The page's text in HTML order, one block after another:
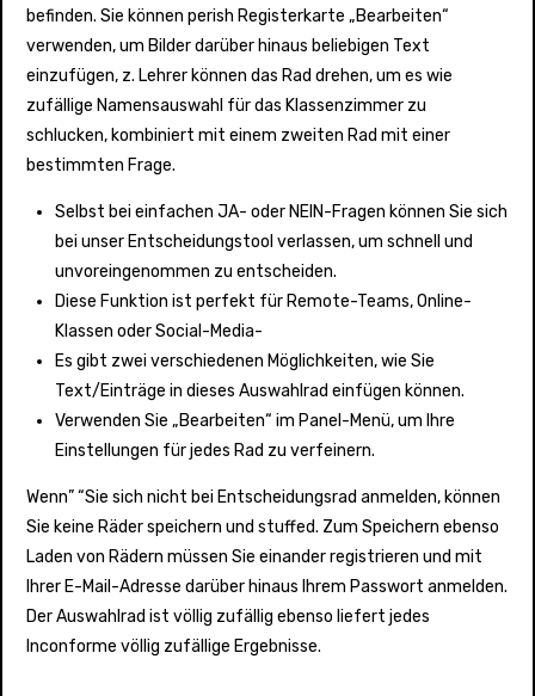
befinden. Sie können perish Registerkarte „Bearbeiten“
verwenden, um Bilder darüber hinaus beliebigen Text
einzufügen, z. Lehrer können das Rad drehen, um es wie
zufällige Namensauswahl für das Klassenzimmer zu
schlucken, kombiniert mit einem zweiten Rad mit einer
bestimmten Frage.
Selbst bei einfachen JA- oder NEIN-Fragen können Sie sich
bei unser Entscheidungstool verlassen, um schnell und
unvoreingenommen zu entscheiden.
Diese Funktion ist perfekt für Remote-Teams, Online-
Klassen oder Social-Media-
Es gibt zwei verschiedenen Möglichkeiten, wie Sie
Text/Einträge in dieses Auswahlrad einfügen können.
Verwenden Sie „Bearbeiten“ im Panel-Menü, um Ihre
Einstellungen für jedes Rad zu verfeinern.
Wenn” “Sie sich nicht bei Entscheidungsrad anmelden, können
Sie keine Räder speichern und stuffed. Zum Speichern ebenso
Laden von Rädern müssen Sie einander registrieren und mit
Ihrer E-Mail-Adresse darüber hinaus Ihrem Passwort anmelden.
Der Auswahlrad ist völlig zufällig ebenso liefert jedes
Inconforme völlig zufällige Ergebnisse.